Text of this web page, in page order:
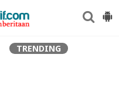
TRENDING